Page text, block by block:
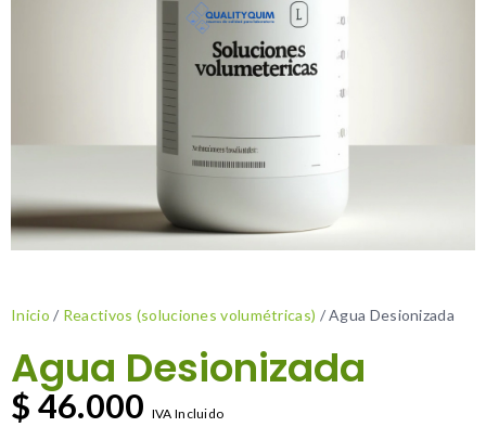
Inicio / Reactivos (soluciones volumétricas) / Agua Desionizada
Agua Desionizada
$ 46.000 IVA Incluido